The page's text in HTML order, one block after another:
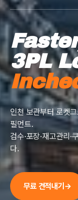
3PL
인천 보관부터 로켓
필먼트.
검수·포장·재고관리
다.
무료 견적내기→